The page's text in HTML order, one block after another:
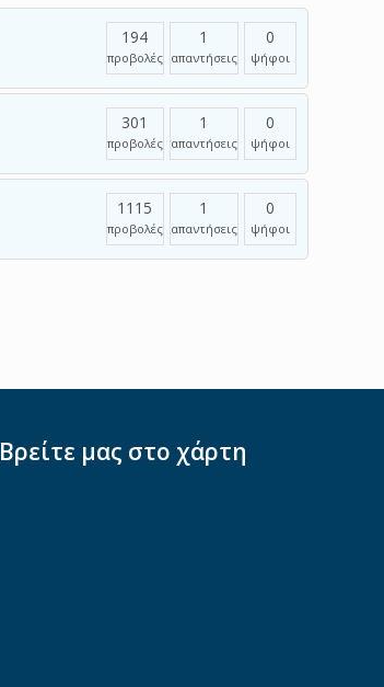
194
προβολές
1
απαντήσεις
0
ψήφοι
301
προβολές
1
απαντήσεις
0
ψήφοι
1115
προβολές
1
απαντήσεις
0
ψήφοι
Βρείτε μας στο χάρτη